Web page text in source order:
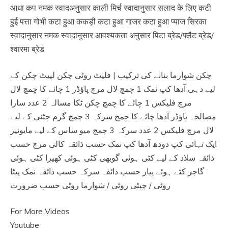
आधा कप नमक स्वादअनुसार काली मिर्च स्वादानुसार सलाद के लिए कटी
हुई पत्ता गोभी कटा हुआ ककड़ी कटा हुआ गाजर कटा हुआ प्याज सिरका
स्वादानुसार नमक स्वादानुसार आवश्यकता अनुसार पिटा ब्रेड/फ्लैट ब्रेड/
श्वारमा ब्रेड
چکن شوارما بنانے کی ترکیب | فلیٹ روٹی چکن لپیٹ چکن کے
لیے دہی آدھا کپ نمک 1 چمچ لال مرچ پاؤڈر 1 چائے کا چمچ لال
مرچ فلیکس 1 چائے کا چمچ چکن ٹکا مسالہ 2 عدد سارا
مصالحہ پاؤڈر آدھا چائے کا چمچ سرکہ 3 چمچ گرم چٹنی کے لیے
لال مرچ فلیکس 2 عدد سرکہ 3 چمچ میو ساس کے لیے مایونیز
ایک تہائی کپ دودھ آدھا کپ نمک حسب ذائقہ کالی مرچ حسب
ذائقہ سلاد کے لیے کٹی ہوئی گوبھی کٹی ہوئی کھیرا کٹی ہوئی
گاجر کٹے ہوئے پیاز حسب ذائقہ سرکہ حسب ذائقہ نمک پیٹا
روٹی / چپٹی روٹی / شوارما روٹی حسب ضرورت
For More Videos
Youtube